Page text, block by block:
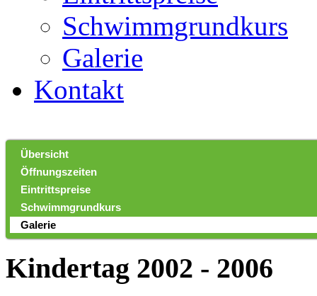
Schwimmgrundkurs
Galerie
Kontakt
Übersicht
Öffnungszeiten
Eintrittspreise
Schwimmgrundkurs
Galerie
Kindertag 2002 - 2006